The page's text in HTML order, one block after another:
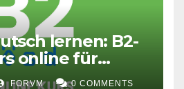
lernen: B2-
online für
FORVM 0 COMMENTS